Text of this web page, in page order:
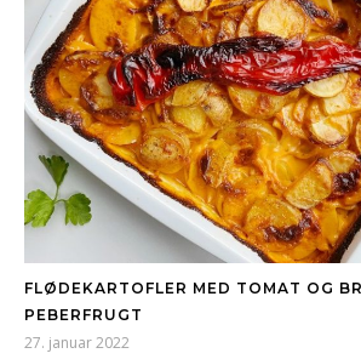
FLØDEKARTOFLER MED TOMAT OG
PEBERFRUGT
27. januar 2022